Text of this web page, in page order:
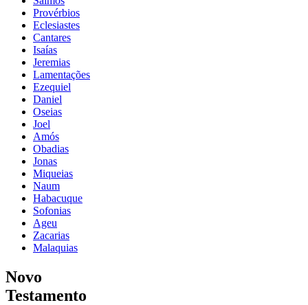
Provérbios
Eclesiastes
Cantares
Isaías
Jeremias
Lamentações
Ezequiel
Daniel
Oseias
Joel
Amós
Obadias
Jonas
Miqueias
Naum
Habacuque
Sofonias
Ageu
Zacarias
Malaquias
Novo
Testamento